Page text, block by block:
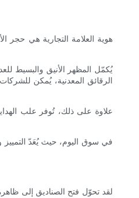
هوية العلامة التجارية هي حجر
يُكمّل المظهر الأنيق والبسيط
الرقائق المعدنية، يُمكن
علاوة على ذلك، تُوفر علب
في سوق اليوم، حيث يُعَدّ التمييز
لقد تحوّل فتح الصناديق إلى